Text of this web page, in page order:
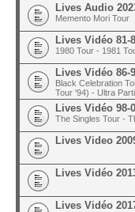
Lives Audio
Memento Mori Tour
Lives Vidéo 81-
1980 Tour - 1981
Lives Vidéo 86-
Black Celebration
Tour '94) - Ultra
Lives Vidéo 98-
The Singles Tour -
Lives Video
Lives Vidéo
Lives Vidéo